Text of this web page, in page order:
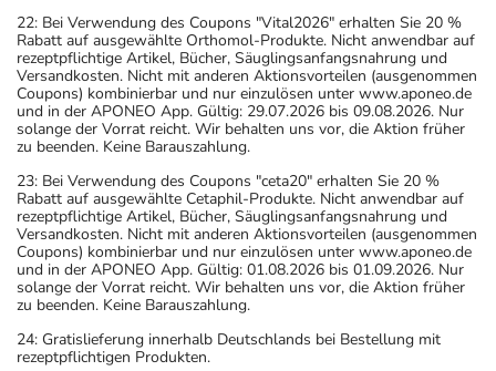
22: Bei Verwendung des Coupons "Vital2026" erhalten Sie 20 %
Rabatt auf ausgewählte Orthomol-Produkte. Nicht anwendbar auf
rezeptpflichtige Artikel, Bücher, Säuglingsanfangsnahrung und
Versandkosten. Nicht mit anderen Aktionsvorteilen (ausgenommen
Coupons) kombinierbar und nur einzulösen unter www.aponeo.de
und in der APONEO App. Gültig: 29.07.2026 bis 09.08.2026. Nur
solange der Vorrat reicht. Wir behalten uns vor, die Aktion früher
zu beenden. Keine Barauszahlung.
23: Bei Verwendung des Coupons "ceta20" erhalten Sie 20 %
Rabatt auf ausgewählte Cetaphil-Produkte. Nicht anwendbar auf
rezeptpflichtige Artikel, Bücher, Säuglingsanfangsnahrung und
Versandkosten. Nicht mit anderen Aktionsvorteilen (ausgenommen
Coupons) kombinierbar und nur einzulösen unter www.aponeo.de
und in der APONEO App. Gültig: 01.08.2026 bis 01.09.2026. Nur
solange der Vorrat reicht. Wir behalten uns vor, die Aktion früher
zu beenden. Keine Barauszahlung.
24: Gratislieferung innerhalb Deutschlands bei Bestellung mit
rezeptpflichtigen Produkten.